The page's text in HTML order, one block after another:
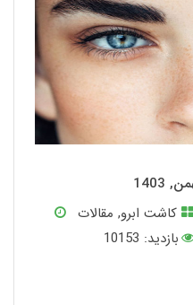
کاشت ابرو, مقالات
بازدید: 10153